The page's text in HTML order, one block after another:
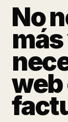
No
web